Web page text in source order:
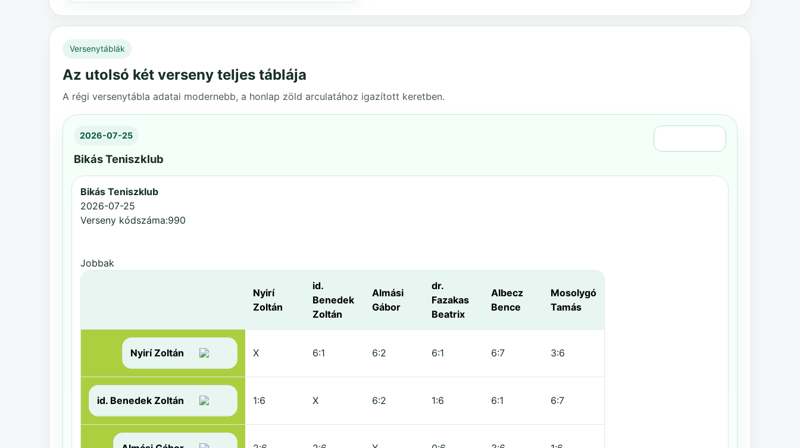
Versenytáblák
Az utolsó két verseny teljes táblája
A régi versenytábla adatai modernebb, a honlap zöld arculatához igazított keretben.
2026-07-25
Bikás Teniszklub
Bikás Teniszklub
2026-07-25
Verseny kódszáma:990
Jobbak
Nyirí
Zoltán
id.
Benedek
Zoltán
Almási
Gábor
dr.
Fazakas
Beatrix
Albecz
Bence
Mosolygó
Tamás
Nyirí Zoltán X 6:1 6:2 6:1 6:7 3:6
id. Benedek Zoltán 1:6 X 6:2 1:6 6:1 6:7